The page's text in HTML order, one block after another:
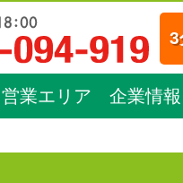
3
営業エリア 企業情報